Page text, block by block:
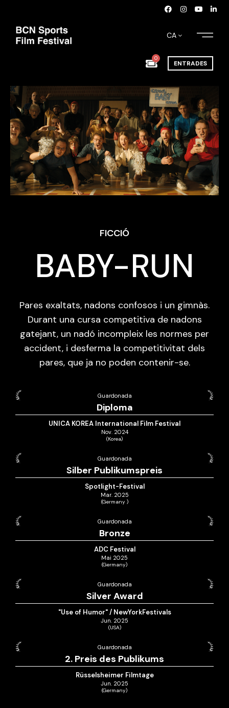
CA
0
ENTRADES
FICCIÓ
BABY-RUN
Pares exaltats, nadons confosos i un gimnàs.
Durant una cursa competitiva de nadons
gatejant, un nadó incompleix les normes per
accident, i desferma la competitivitat dels
pares, que ja no poden contenir-se.
Guardonada
Diploma
UNICA KOREA International Film Festival
Nov. 2024
(Korea)
Guardonada
Silber Publikumspreis
Spotlight-Festival
Mar. 2025
(Germany )
Guardonada
Bronze
ADC Festival
Mai 2025
(Germany)
Guardonada
Silver Award
"Use of Humor" / NewYorkFestivals
Jun. 2025
(USA)
Guardonada
2. Preis des Publikums
Rüsselsheimer Filmtage
Jun. 2025
(Germany)